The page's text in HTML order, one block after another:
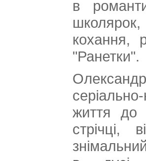
в
кохання,
"Ранетки".
життя до